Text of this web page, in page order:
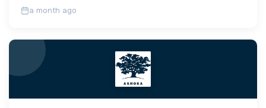
a month ago